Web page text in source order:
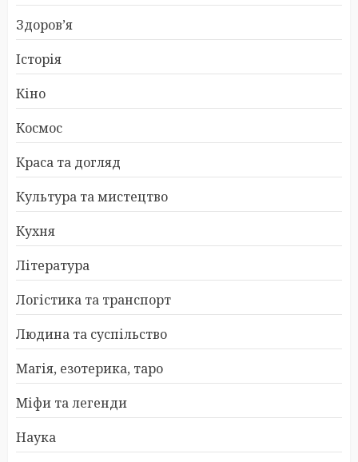
Здоров’я
Історія
Кіно
Космос
Краса та догляд
Культура та мистецтво
Кухня
Література
Логістика та транспорт
Людина та суспільство
Магія, езотерика, таро
Міфи та легенди
Наука